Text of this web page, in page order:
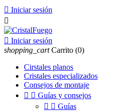
 Iniciar sesión

 Iniciar sesión
shopping_cart Carrito (0)
Cirstales planos
Cristales especializados
Consejos de montaje
  Guías y consejos
  Guías